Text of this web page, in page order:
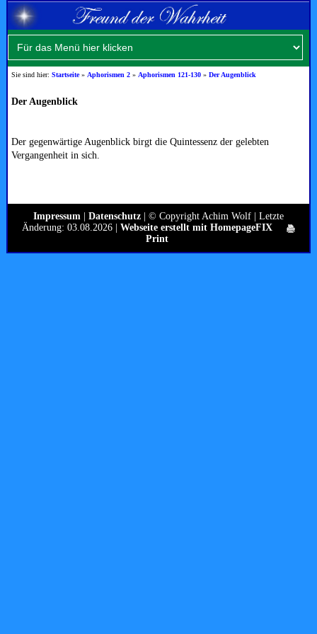
Sie sind hier:Startseite» Aphorismen 2 » Aphorismen 121-130 »Der Augenblick
Der Augenblick
Der gegenwärtige Augenblick birgt die Quintessenz der gelebten
Vergangenheit in sich.
Impressum Datenschutz | © Copyright Achim Wolf | Letzte
Änderung: 03.08.2026 | Webseite erstellt mit HomepageFIX
Print